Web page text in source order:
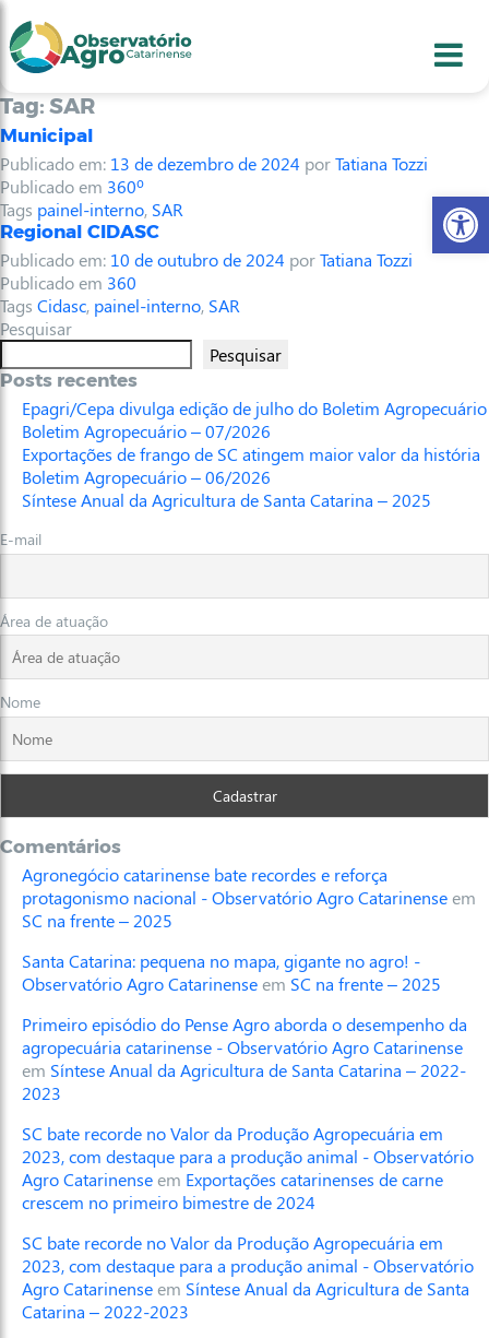
2
3
4
Tag: SAR
Municipal
Publicado em: 13 de dezembro de 2024 porTatiana Tozzi
Publicado em 360º
Tags painel-interno, SAR
Regional CIDASC
Publicado em: 10 de outubro de 2024 porTatiana Tozzi
Publicado em 360
Tags Cidasc, painel-interno, SAR
Pesquisar
Pesquisar
Posts recentes
Epagri/Cepa divulga edição de julho do Boletim Agropecuário
Boletim Agropecuário – 07/2026
Exportações de frango de SC atingem maior valor da história
Boletim Agropecuário – 06/2026
Síntese Anual da Agricultura de Santa Catarina – 2025
E-mail
Área de atuação
Nome
Comentários
Agronegócio catarinense bate recordes e reforça
protagonismo nacional - Observatório Agro Catarinenseem
SC na frente – 2025
Santa Catarina: pequena no mapa, gigante no agro! -
Observatório Agro Catarinenseem SC na frente – 2025
Primeiro episódio do Pense Agro aborda o desempenho da
agropecuária catarinense - Observatório Agro Catarinense
em Síntese Anual da Agricultura de Santa Catarina – 2022-
2023
SC bate recorde no Valor da Produção Agropecuária em
2023, com destaque para a produção animal - Observatório
Agro Catarinenseem Exportações catarinenses de carne
crescem no primeiro bimestre de 2024
SC bate recorde no Valor da Produção Agropecuária em
2023, com destaque para a produção animal - Observatório
Agro Catarinenseem Síntese Anual da Agricultura de Santa
Catarina – 2022-2023